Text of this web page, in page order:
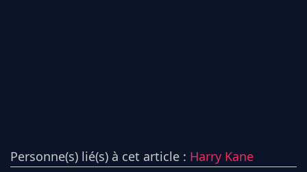
Personne(s) lié(s) à cet article : Harry Kane